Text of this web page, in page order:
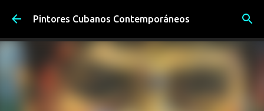
Ir al contenido principal
Pintores Cubanos Contemporáneos